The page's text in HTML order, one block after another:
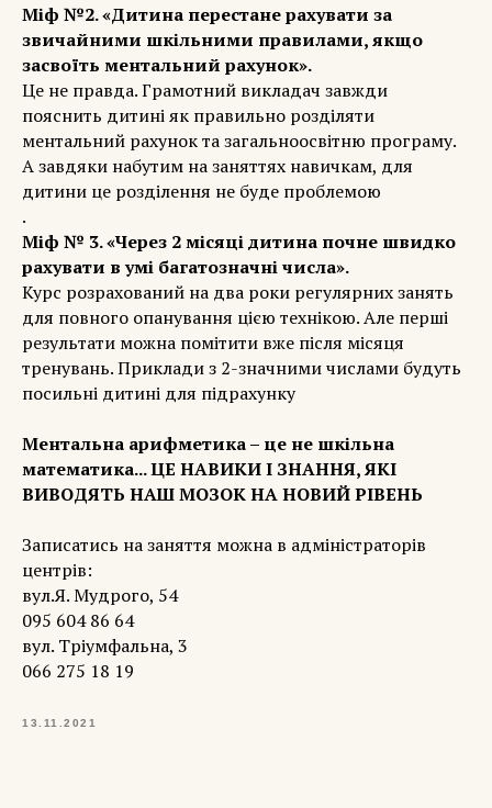
Міф №2. «Дитина перестане рахувати за
звичайними шкільними правилами, якщо
засвоїть ментальний рахунок».
Це не правда. Грамотний викладач завжди
пояснить дитині як правильно розділяти
ментальний рахунок та загальноосвітню програму.
А завдяки набутим на заняттях навичкам, для
дитини це розділення не буде проблемою
.
Міф № 3. «Через 2 місяці дитина почне швидко
рахувати в умі багатозначні числа».
Курс розрахований на два роки регулярних занять
для повного опанування цією технікою. Але перші
результати можна помітити вже після місяця
тренувань. Приклади з 2-значними числами будуть
посильні дитині для підрахунку
Ментальна арифметика – це не шкільна
математика... ЦЕ НАВИКИ І ЗНАННЯ, ЯКІ
ВИВОДЯТЬ НАШ МОЗОК НА НОВИЙ РІВЕНЬ
Записатись на заняття можна в адміністраторів
центрів:
вул.Я. Мудрого, 54
️095 604 86 64
вул. Тріумфальна, 3
️066 275 18 19
13.11.2021